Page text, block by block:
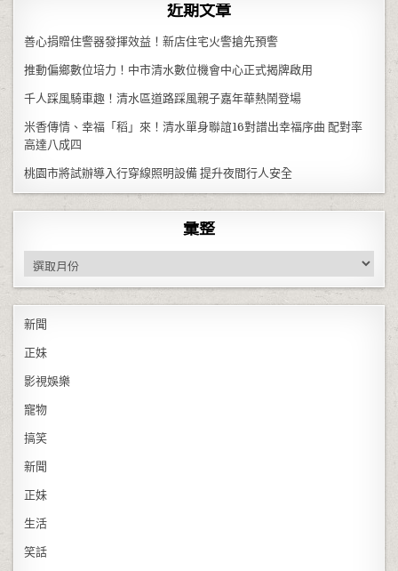
近期文章
善心捐贈住警器發揮效益！新店住宅火警搶先預警
推動偏鄉數位培力！中市清水數位機會中心正式揭牌啟用
千人踩風騎車趣！清水區道路踩風親子嘉年華熱鬧登場
米香傳情、幸福「稻」來！清水單身聯誼16對譜出幸福序曲 配對率
高達八成四
桃園市將試辦導入行穿線照明設備 提升夜間行人安全
彙整
彙整
新聞
正妹
影視娛樂
寵物
搞笑
新聞
正妹
生活
笑話